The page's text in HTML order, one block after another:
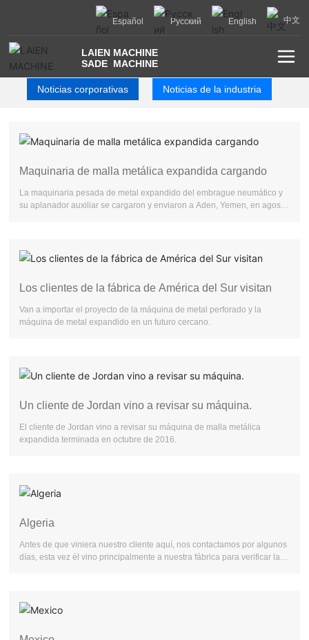
LAIEN MACHINE
SADE MACHINE
Español Русский English 中文
Noticias corporativas Noticias de la industria
Maquinaria de malla metálica expandida cargando
La maquinaria pesada de metal expandido del embrague neumático y
su aplanador auxiliar se cargaron y enviaron a Aden, Yemen, en agosto
Los clientes de la fábrica de América del Sur visitan
Van a importar el proyecto de la máquina de metal perforado y la
máquina de metal expandido en un futuro cercano.
Un cliente de Jordan vino a revisar su máquina.
El cliente de Jordan vino a revisar su máquina de malla metálica
expandida terminada en octubre de 2016.
Algeria
Antes de que viniera nuestro cliente aquí, nos contactamos por algunos
días, esta vez él vino principalmente a nuestra fábrica para verificar la